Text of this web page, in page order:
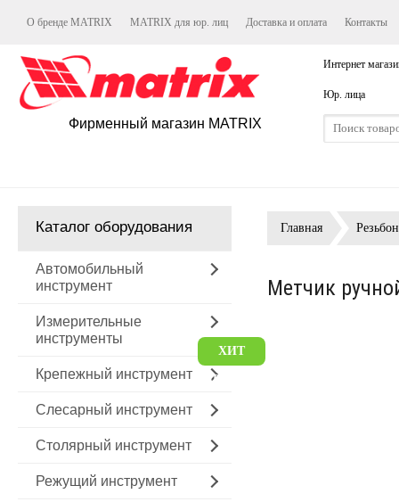
О бренде MATRIX MATRIX для юр. лиц Доставка и оплата Контакты
Фирменный магазин MATRIX
Интернет
Юр. лица
Каталог оборудования
Автомобильный
инструмент
Измерительные
инструменты
Крепежный инструмент
Слесарный инструмент
Столярный инструмент
Режущий инструмент
Главная
Метчик
ХИТ
ПРОДАЖ